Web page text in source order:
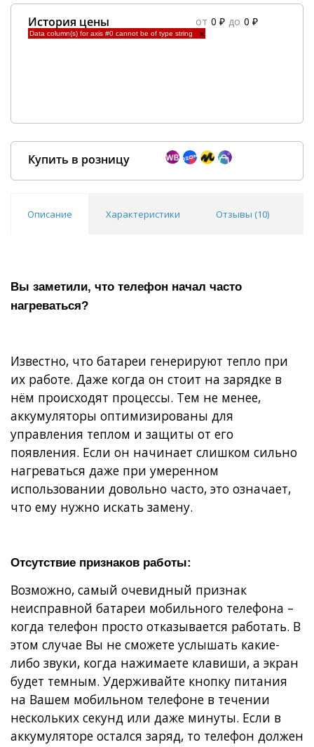
История цены от 0 ₽ до 0 ₽
Data column(s) for axis #0 cannot be of type string ×
Купить в розницу
Описание Характеристики Отзывы (10)
Вы заметили, что телефон начал часто
нагреваться?
Известно, что батареи генерируют тепло при
их работе. Даже когда он стоит на зарядке в
нём происходят процессы. Тем не менее,
аккумуляторы оптимизированы для
управления теплом и защиты от его
появления. Если он начинает слишком сильно
нагреваться даже при умеренном
использовании довольно часто, это означает,
что ему нужно искать замену.
Отсутствие признаков работы:
Возможно, самый очевидный признак
неисправной батареи мобильного телефона –
когда телефон просто отказывается работать. В
этом случае Вы не сможете услышать какие-
либо звуки, когда нажимаете клавиши, а экран
будет темным. Удерживайте кнопку питания
на Вашем мобильном телефоне в течении
нескольких секунд или даже минуты. Если в
аккумуляторе остался заряд, то телефон должен